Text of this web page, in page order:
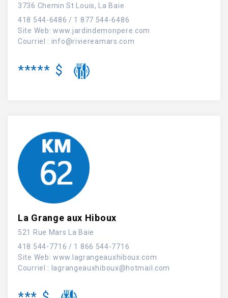
3736 Chemin St Louis, La Baie
418 544-6486 / 1 877 544-6486
Site Web: www.jardindemonpere.com
Courriel : info@riviereamars.com
***** $
La Grange aux Hiboux
521 Rue Mars La Baie
418 544-7716 / 1 866 544-7716
Site Web: www.lagrangeauxhiboux.com
Courriel :
lagrangeauxhiboux@hotmail.com